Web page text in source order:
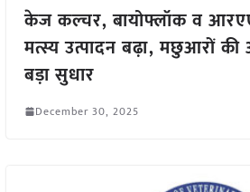
केज कल्चर, बायोफ्लॉक व
मत्स्य उत्पादन बढ़ा, मछुआरों
बड़ा सुधार
December 30, 2025